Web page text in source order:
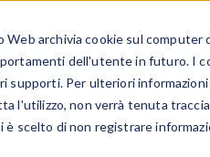
Web archivia cookie sul
dell'utente in futuro. I
supporti. Per ulteriori
l'utilizzo, non verrà tenuta
è scelto di non registrare